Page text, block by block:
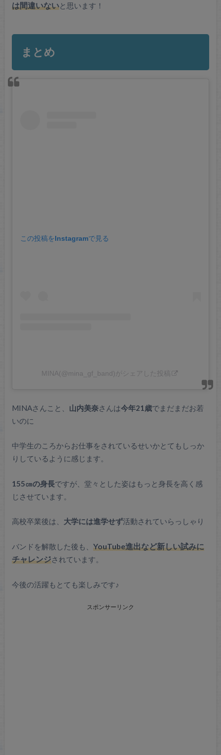
は間違いないと思います！
まとめ
この投稿をInstagramで見る
MINA(@mina_gf_band)がシェアした投稿
MINAさんこと、 山内美奈さんは今年21歳でまだまだお若
いのに
中学生のころからお仕事をされているせいかとてもしっか
りしているように感じます。
155㎝の身長ですが、堂々とした姿はもっと身長を高く感
じさせています。
高校卒業後は、 大学には進学せず活動されていらっしゃり
バンドを解散した後も、 YouTube進出など新しい試みに
チャレンジされています。
今後の活躍もとても楽しみです♪
スポンサーリンク